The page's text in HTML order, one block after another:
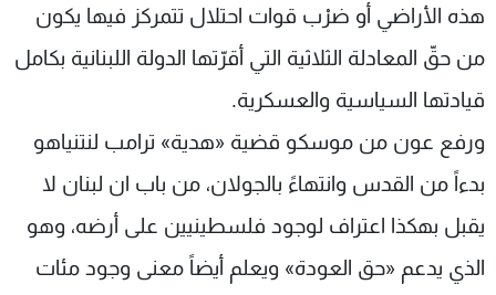
هذه الأراضي أو ضرْب قوات احتلال تتمركز فيها يكون
من حقّ المعادلة الثلاثية التي أقرّتها الدولة اللبنانية بكامل
قيادتها السياسية والعسكرية.
ورفع عون من موسكو قضية «هدية» ترامب لنتنياهو
بدءاً من القدس وانتهاءً بالجولان، من باب ان لبنان لا
يقبل بهكذا اعتراف لوجود فلسطينيين على أرضه، وهو
الذي يدعم «حق العودة» ويعلم أيضاً معنى وجود مئات